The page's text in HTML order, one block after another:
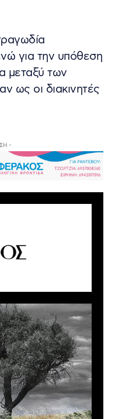
για την υπόθεση
μεταξύ των
ως οι διακινητές
-